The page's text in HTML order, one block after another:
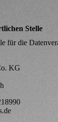
Stelle
für die
KG